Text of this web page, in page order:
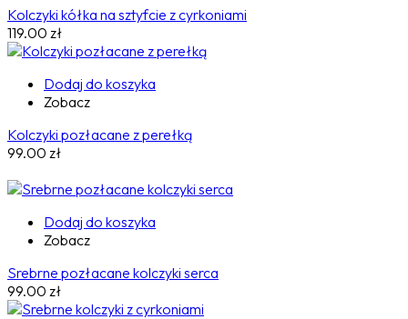
Kolczyki kółka na sztyfcie z cyrkoniami
119.00 zł
Dodaj do koszyka
Zobacz
Kolczyki pozłacane z perełką
99.00 zł
Dodaj do koszyka
Zobacz
Srebrne pozłacane kolczyki serca
99.00 zł